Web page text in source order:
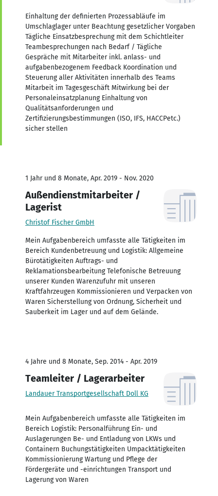
Einhaltung der definierten Prozessabläufe im
Umschlaglager unter Beachtung gesetzlicher Vorgaben
Tägliche Einsatzbesprechung mit dem Schichtleiter
Teambesprechungen nach Bedarf / Tägliche
Gespräche mit Mitarbeiter inkl. anlass- und
aufgabenbezogenem Feedback Koordination und
Steuerung aller Aktivitäten innerhalb des Teams
Mitarbeit im Tagesgeschäft Mitwirkung bei der
Personaleinsatzplanung Einhaltung von
Qualitätsanforderungen und
Zertifizierungsbestimmungen (ISO, IFS, HACCPetc.)
sicher stellen
1 Jahr und 8 Monate, Apr. 2019 - Nov. 2020
Außendienstmitarbeiter /
Lagerist
Christof Fischer GmbH
Mein Aufgabenbereich umfasste alle Tätigkeiten im
Bereich Kundenbetreuung und Logistik: Allgemeine
Bürotätigkeiten Auftrags- und
Reklamationsbearbeitung Telefonische Betreuung
unserer Kunden Warenzufuhr mit unseren
Kraftfahrzeugen Kommissionieren und Verpacken von
Waren Sicherstellung von Ordnung, Sicherheit und
Sauberkeit im Lager und auf dem Gelände.
4 Jahre und 8 Monate, Sep. 2014 - Apr. 2019
Teamleiter / Lagerarbeiter
Landauer Transportgesellschaft Doll KG
Mein Aufgabenbereich umfasste alle Tätigkeiten im
Bereich Logistik: Personalführung Ein- und
Auslagerungen Be- und Entladung von LKWs und
Containern Buchungstätigkeiten Umpacktätigkeiten
Kommissionierung Wartung und Pflege der
Fördergeräte und -einrichtungen Transport und
Lagerung von Waren